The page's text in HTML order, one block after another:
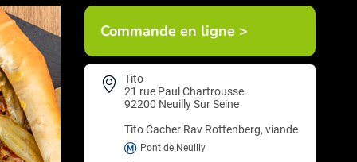
Commande en ligne >
Tito
21 rue Paul Chartrousse
92200 Neuilly Sur Seine
TitoCacher Rav Rottenberg, viande
Pont de Neuilly